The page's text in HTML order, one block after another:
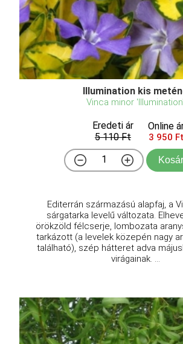
Illumination kis
Vinca minor 'Illumination'
Eredeti ár
5 110 Ft
Online
3 950 Ft
Editerrán származású alapfaj, a
sárgatarka levelű változata.
örökzöld félcserje, lombozata
tarkázott (a levelek közepén nagy
található), szép hátteret adva
virágainak. ...